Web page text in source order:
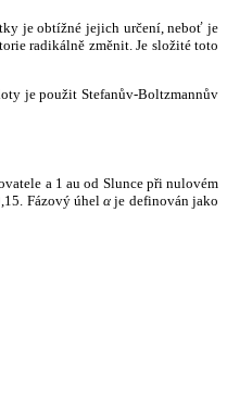
je obtížné jejich určení, neboť je
radikálně změnit. Je složité toto
je použit Stefanův-Boltzmannův
a 1 au od Slunce při nulovém
Fázový úhelα je definován jako